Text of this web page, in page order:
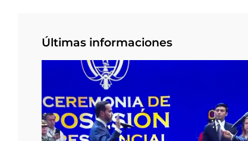
Últimas informaciones